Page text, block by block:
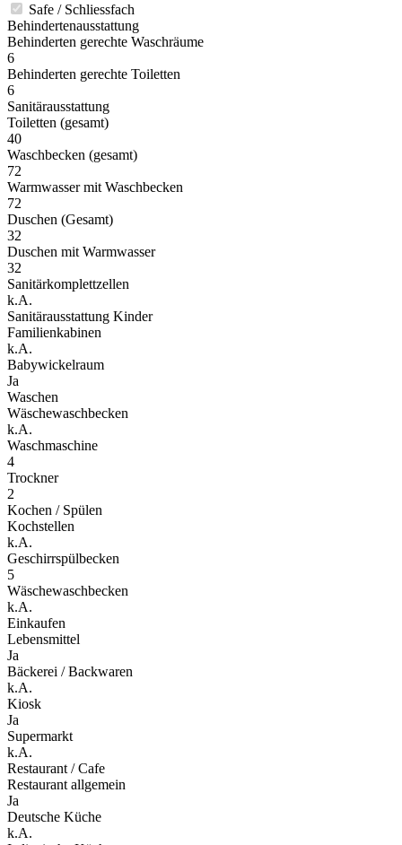
Safe / Schliessfach
Behindertenausstattung
Behinderten gerechte Waschräume
6
Behinderten gerechte Toiletten
6
Sanitärausstattung
Toiletten (gesamt)
40
Waschbecken (gesamt)
72
Warmwasser mit Waschbecken
72
Duschen (Gesamt)
32
Duschen mit Warmwasser
32
Sanitärkomplettzellen
k.A.
Sanitärausstattung Kinder
Familienkabinen
k.A.
Babywickelraum
Ja
Waschen
Wäschewaschbecken
k.A.
Waschmaschine
4
Trockner
2
Kochen / Spülen
Kochstellen
k.A.
Geschirrspülbecken
5
Wäschewaschbecken
k.A.
Einkaufen
Lebensmittel
Ja
Bäckerei / Backwaren
k.A.
Kiosk
Ja
Supermarkt
k.A.
Restaurant / Cafe
Restaurant allgemein
Ja
Deutsche Küche
k.A.